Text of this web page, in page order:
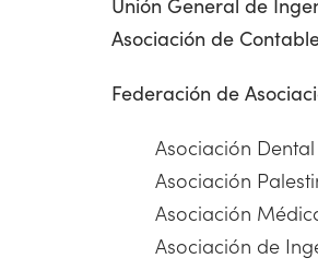
Unión General de
Asociación de
Federación de
Asociación
Asociación
Asociación
Asociación de